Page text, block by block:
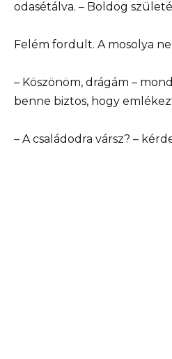
odasétálva. – Boldog
Felém fordult. A mosolya
– Köszönöm, drágám –
benne biztos, hogy
– A családodra vársz? –